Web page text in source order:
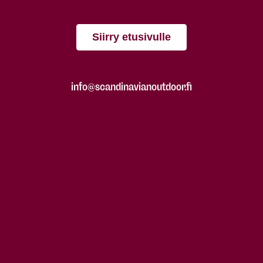
Siirry etusivulle
info@scandinavianoutdoor.fi